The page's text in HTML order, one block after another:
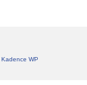
Kadence WP